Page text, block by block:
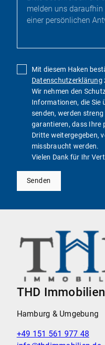
Mit diesem Haken
Datenschutzerklärung
Wir nehmen den
Informationen, die Sie
senden, werden
garantieren, dass Ihre
Dritte weitergegeben,
missbraucht werden.
Vielen Dank für Ihr
Senden
THD Immobilien
Hamburg & Umgebung
+49 151 561 977 48